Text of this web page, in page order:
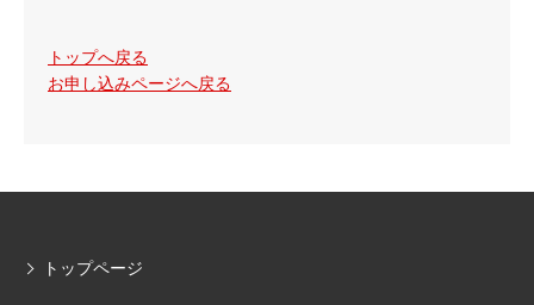
トップへ戻る
お申し込みページへ戻る
トップページ